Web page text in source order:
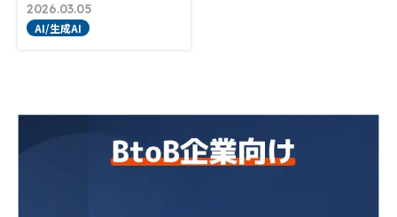
2026.03.05
AI/生成AI